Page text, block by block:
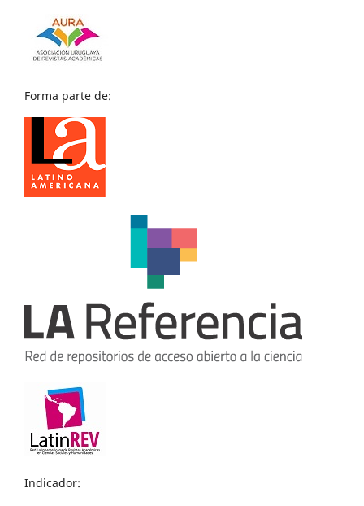
Forma parte de:
Indicador: